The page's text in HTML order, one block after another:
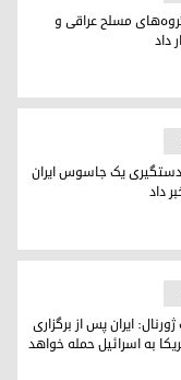
هشدار داد
مسلح عراقی و
داد
ایران از سوی
دستگیری یک جاسوس ایران
داد
ایران پس از برگزاری
به اسرائیل حمله خواهد